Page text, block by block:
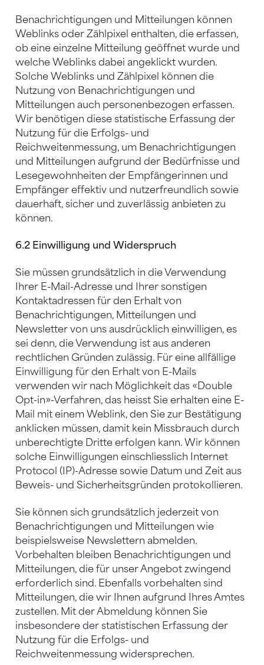
Benachrichtigungen und Mitteilungen können
Weblinks oder Zählpixel enthalten, die erfassen,
ob eine einzelne Mitteilung geöffnet wurde und
welche Weblinks dabei angeklickt wurden.
Solche Weblinks und Zählpixel können die
Nutzung von Benachrichtigungen und
Mitteilungen auch personenbezogen erfassen.
Wir benötigen diese statistische Erfassung der
Nutzung für die Erfolgs- und
Reichweitenmessung, um Benachrichtigungen
und Mitteilungen aufgrund der Bedürfnisse und
Lesegewohnheiten der Empfängerinnen und
Empfänger effektiv und nutzerfreundlich sowie
dauerhaft, sicher und zuverlässig anbieten zu
können.
6.2 Einwilligung und Widerspruch
Sie müssen grundsätzlich in die Verwendung
Ihrer E-Mail-Adresse und Ihrer sonstigen
Kontaktadressen für den Erhalt von
Benachrichtigungen, Mitteilungen und
Newsletter von uns ausdrücklich einwilligen, es
sei denn, die Verwendung ist aus anderen
rechtlichen Gründen zulässig. Für eine allfällige
Einwilligung für den Erhalt von E-Mails
verwenden wir nach Möglichkeit das «Double
Opt-in»-Verfahren, das heisst Sie erhalten eine E-
Mail mit einem Weblink, den Sie zur Bestätigung
anklicken müssen, damit kein Missbrauch durch
unberechtigte Dritte erfolgen kann. Wir können
solche Einwilligungen einschliesslich Internet
Protocol (IP)-Adresse sowie Datum und Zeit aus
Beweis- und Sicherheitsgründen protokollieren.
Sie können sich grundsätzlich jederzeit von
Benachrichtigungen und Mitteilungen wie
beispielsweise Newslettern abmelden.
Vorbehalten bleiben Benachrichtigungen und
Mitteilungen, die für unser Angebot zwingend
erforderlich sind. Ebenfalls vorbehalten sind
Mitteilungen, die wir Ihnen aufgrund Ihres Amtes
zustellen. Mit der Abmeldung können Sie
insbesondere der statistischen Erfassung der
Nutzung für die Erfolgs- und
Reichweitenmessung widersprechen.